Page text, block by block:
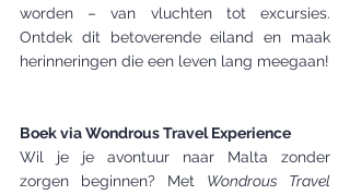
worden – van vluchten tot excursies.
Ontdek dit betoverende eiland en maak
herinneringen die een leven lang meegaan!
Boek via Wondrous Travel Experience
Wil je je avontuur naar Malta zonder
zorgen beginnen? Met Wondrous Travel